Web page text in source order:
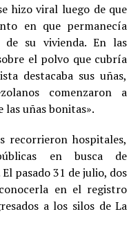
hizo viral luego de que
en que permanecía
de su vivienda. En las
el polvo que cubría
destacaba sus uñas,
comenzaron a
uñas bonitas».
recorrieron hospitales,
en busca de
pasado 31 de julio, dos
en el registro
a los silos de La